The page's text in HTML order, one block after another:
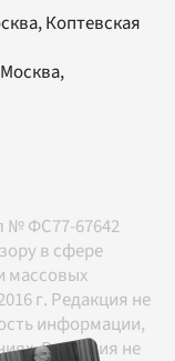
Коптевская
Москва,
№ ФС77-67642
в сфере
массовых
г. Редакция не
информации,
Редакция не